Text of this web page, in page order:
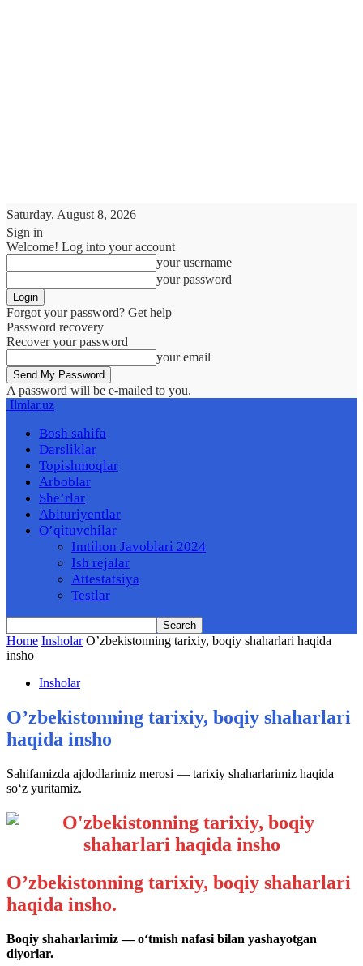
Saturday, August 8, 2026
Sign in
Welcome! Log into your account
your username
your password
Forgot your password? Get help
Password recovery
Recover your password
your email
A password will be e-mailed to you.
Ilmlar.uz
Bosh sahifa
Darsliklar
Topishmoqlar
Arboblar
She’rlar
Abituriyentlar
O’qituvchilar
Imtihon Javoblari 2024
Ish rejalar
Attestatsiya
Testlar
Home Insholar O’zbekistonning tarixiy, boqiy shaharlari haqida
insho
Insholar
O’zbekistonning tarixiy, boqiy shaharlari
haqida insho
Sahifamizda ajdodlarimiz merosi — tarixiy shaharlarimiz haqida
so‘z yuritamiz.
O’zbekistonning tarixiy, boqiy shaharlari
haqida insho.
Boqiy shaharlarimiz — o‘tmish nafasi bilan yashayotgan
diyorlar.